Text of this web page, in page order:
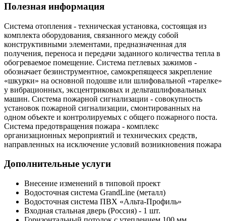
Полезная информация
Система отопления - техническая установка, состоящая из
комплекта оборудования, связанного между собой
конструктивными элементами, предназначенная для
получения, переноса и передачи заданного количества тепла в
обогреваемое помещение. Система петлевых зажимов -
обозначает безинструментное, самокрепящееся закрепление
«шкурки» на основной подошве или шлифовальной «тарелке»
у вибрационных, эксцентриковых и дельташлифовальных
машин. Система пожарной сигнализации - совокупность
установок пожарной сигнализации, смонтированных на
одном объекте и контролируемых с общего пожарного поста.
Система предотвращения пожара - комплекс
организационных мероприятий и технических средств,
направленных на исключение условий возникновения пожара
Дополнительные услуги
Внесение изменений в типовой проект
Водосточная система GrandLine (металл)
Водосточная система ПВХ «Альта-Профиль»
Входная стальная дверь (Россия) - 1 шт.